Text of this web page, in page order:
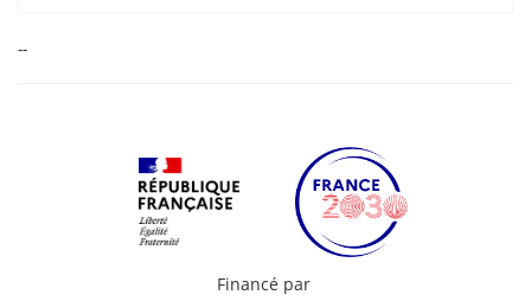
--
Financé par